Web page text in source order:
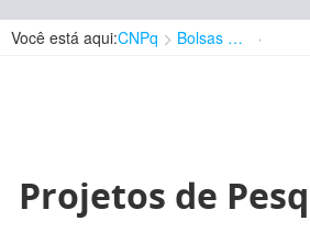
Você está aqui:CNPq Bolsas e Auxílios Vigentes
Projetos de